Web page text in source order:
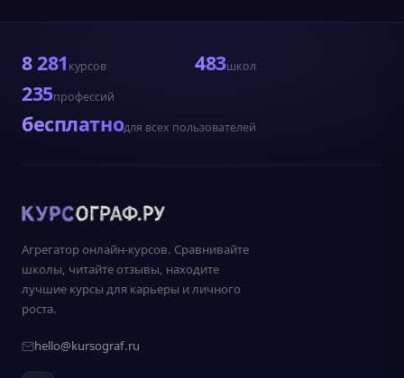
8 281 курсов 483школ
235профессий
бесплатнодля всех пользователей
Агрегатор онлайн-курсов. Сравнивайте
школы, читайте отзывы, находите
лучшие курсы для карьеры и личного
роста.
hello@kursograf.ru